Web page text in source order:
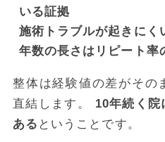
いる証拠
施術トラブルが起きにく
年数の長さはリピート率
整体は経験値の差がその
直結します。 10年続く
ある ということです。